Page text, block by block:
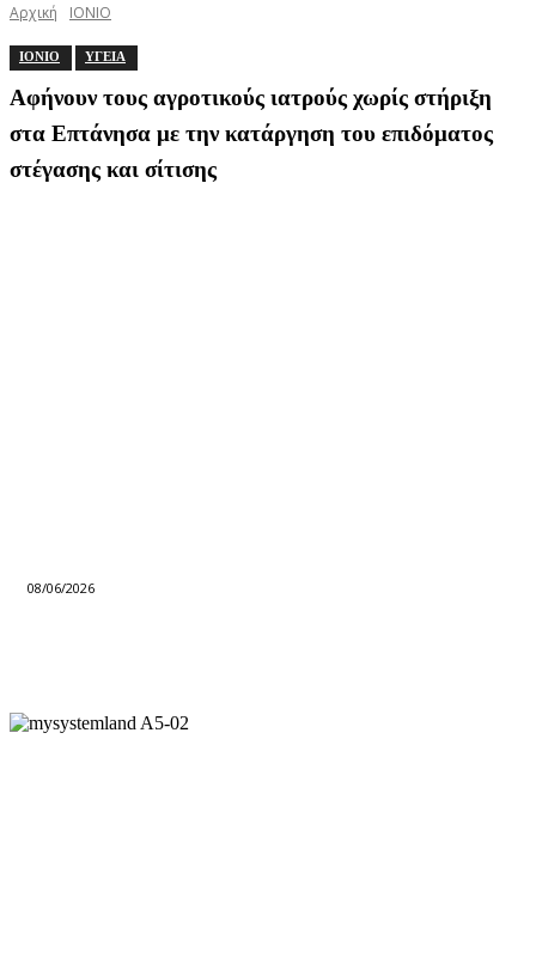
Αρχική ΙΟΝΙΟ
ΙΟΝΙΟ ΥΓΕΙΑ
Αφήνουν τους αγροτικούς ιατρούς χωρίς στήριξη
στα Επτάνησα με την κατάργηση του επιδόματος
στέγασης και σίτισης
08/06/2026